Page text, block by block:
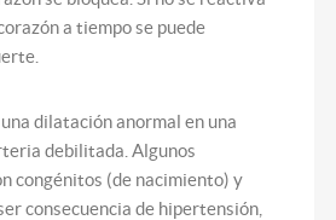
a tiempo se puede
una dilatación anormal en una
debilitada. Algunos
congénitos (de nacimiento) y
consecuencia de hipertensión,